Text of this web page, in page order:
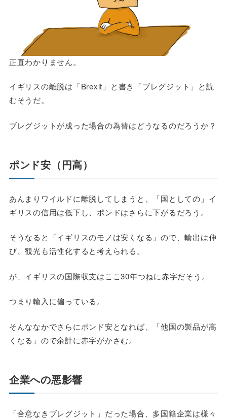
正直わかりません。
イギリスの離脱は「Brexit」と書き「ブレグジット」と読
むそうだ。
ブレグジットが成った場合の為替はどうなるのだろうか？
ポンド安（円高）
あんまりワイルドに離脱してしまうと、「国としての」イ
ギリスの信用は低下し、ポンドはさらに下がるだろう。
そうなると「イギリスのモノは安くなる」ので、輸出は伸
び、観光も活性化すると考えられる。
が、イギリスの国際収支はここ30年つねに赤字だそう。
つまり輸入に偏っている。
そんななかでさらにポンド安となれば、「他国の製品が高
くなる」ので余計に赤字がかさむ。
企業への悪影響
「合意なきブレグジット」だった場合、多国籍企業は様々